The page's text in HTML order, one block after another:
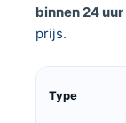
binnen 24 uur
prijs.
Type